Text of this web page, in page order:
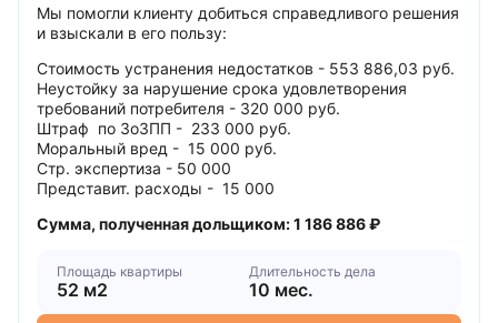
Мы помогли клиенту добиться справедливого решения
и взыскали в его пользу:
Стоимость устранения недостатков - 553 886,03 руб.
Неустойку за нарушение срока удовлетворения
требований потребителя - 320 000 руб.
Штраф по ЗоЗПП - 233 000 руб.
Моральный вред - 15 000 руб.
Стр. экспертиза - 50 000
Представит. расходы - 15 000
Сумма, полученная дольщиком: 1 186 886 ₽
Площадь квартиры
52 м2
Длительность дела
10 мес.